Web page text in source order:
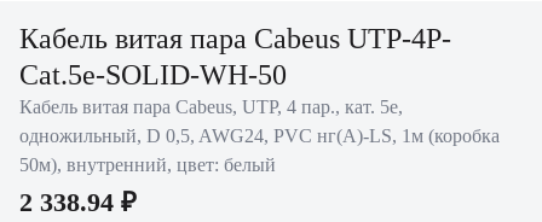
Кабель витая пара Cabeus UTP-4P-
Cat.5e-SOLID-WH-50
Кабель витая пара Cabeus, UTP, 4 пар., кат. 5е,
одножильный, D 0,5, AWG24, PVC нг(А)-LS, 1м (коробка
50м), внутренний, цвет: белый
2 338.94 ₽